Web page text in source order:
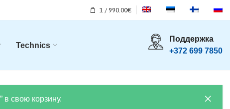
1 / 990.00€
Technics
Поддержка
+372 699 7850
в свою корзину.